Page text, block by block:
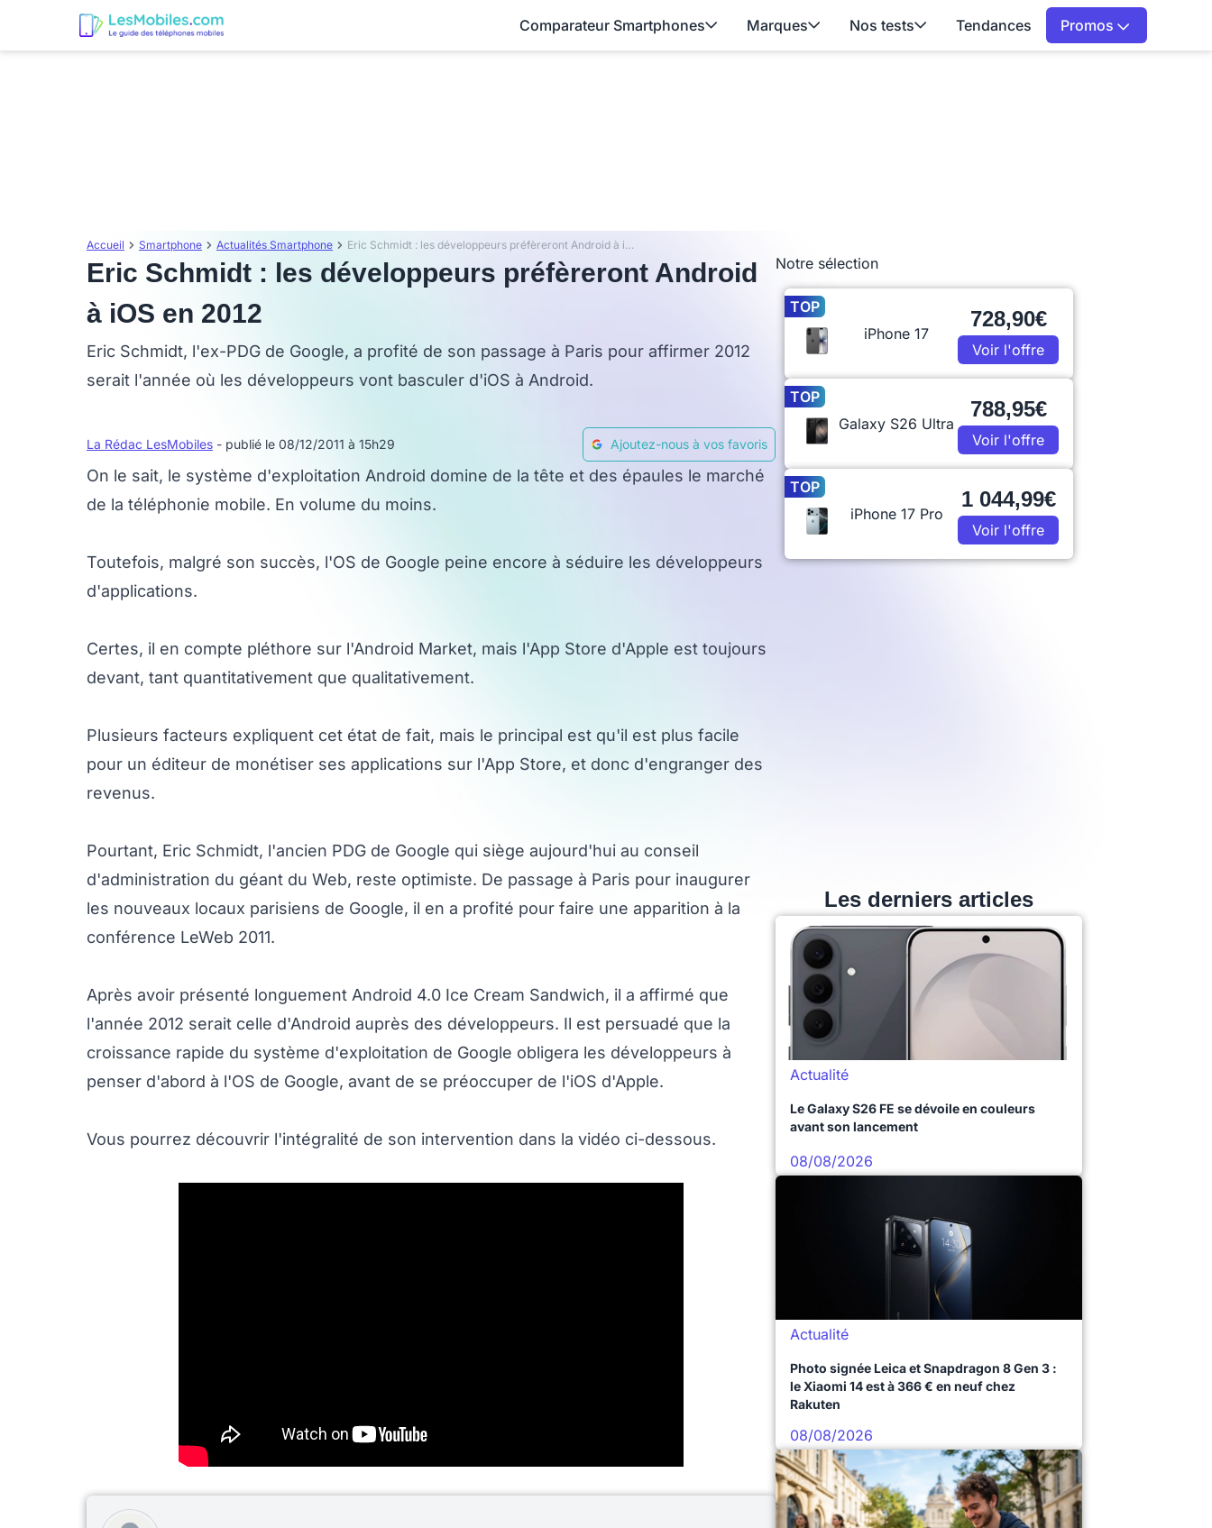
Comparateur Smartphones Marques Nos tests Tendances Promos
Accueil Smartphone Actualités Smartphone Eric Schmidt : les développeurs préfèreront Android à iOS en 2012
Eric Schmidt : les développeurs préfèreront Android
à iOS en 2012
Eric Schmidt, l'ex-PDG de Google, a profité de son passage à Paris pour affirmer 2012
serait l'année où les développeurs vont basculer d'iOS à Android.
La Rédac LesMobiles - publié le 08/12/2011 à 15h29 Ajoutez-nous à vos favoris
On le sait, le système d'exploitation Android domine de la tête et des épaules le marché
de la téléphonie mobile. En volume du moins.
Toutefois, malgré son succès, l'OS de Google peine encore à séduire les développeurs
d'applications.
Certes, il en compte pléthore sur l'Android Market, mais l'App Store d'Apple est toujours
devant, tant quantitativement que qualitativement.
Plusieurs facteurs expliquent cet état de fait, mais le principal est qu'il est plus facile
pour un éditeur de monétiser ses applications sur l'App Store, et donc d'engranger des
revenus.
Pourtant, Eric Schmidt, l'ancien PDG de Google qui siège aujourd'hui au conseil
d'administration du géant du Web, reste optimiste. De passage à Paris pour inaugurer
les nouveaux locaux parisiens de Google, il en a profité pour faire une apparition à la
conférence LeWeb 2011.
Après avoir présenté longuement Android 4.0 Ice Cream Sandwich, il a affirmé que
l'année 2012 serait celle d'Android auprès des développeurs. Il est persuadé que la
croissance rapide du système d'exploitation de Google obligera les développeurs à
penser d'abord à l'OS de Google, avant de se préoccuper de l'iOS d'Apple.
Vous pourrez découvrir l'intégralité de son intervention dans la vidéo ci-dessous.
Notre sélection
TOP
iPhone 17
728,90€
Voir l'offre
TOP
Galaxy S26 Ultra
788,95€
Voir l'offre
TOP
iPhone 17 Pro
1 044,99€
Voir l'offre
Les derniers articles
Actualité
Le Galaxy S26 FE se dévoile en couleurs
avant son lancement
08/08/2026
Actualité
Photo signée Leica et Snapdragon 8 Gen 3 :
le Xiaomi 14 est à 366 € en neuf chez
Rakuten
08/08/2026